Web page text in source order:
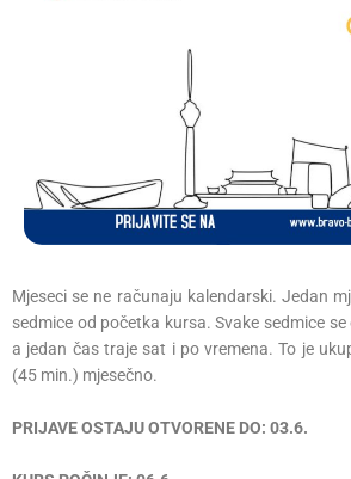
Mjeseci se ne računaju kalendarski. Jedan
sedmice od početka kursa. Svake sedmice
a jedan čas traje sat i po vremena. To je
(45 min.) mjesečno.
PRIJAVE OSTAJU OTVORENE DO: 03.6.